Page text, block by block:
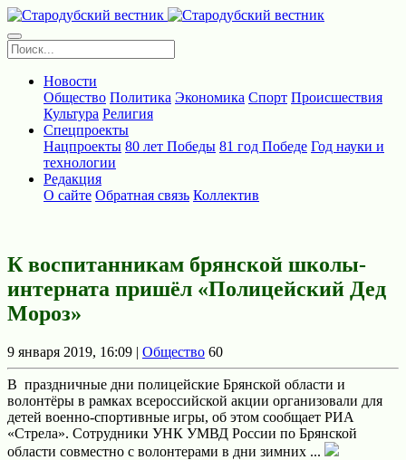
Новости
Общество Политика Экономика Спорт Происшествия
Культура Религия
Спецпроекты
Нацпроекты 80 лет Победы 81 год Победе Год науки и
технологии
Редакция
О сайте Обратная связь Коллектив
К воспитанникам брянской школы-
интерната пришёл «Полицейский Дед
Мороз»
9 января 2019, 16:09 | Общество 60
В праздничные дни полицейские Брянской области и
волонтёры в рамках всероссийской акции организовали для
детей военно-спортивные игры, об этом сообщает РИА
«Стрела». Сотрудники УНК УМВД России по Брянской
области совместно с волонтерами в дни зимних ...